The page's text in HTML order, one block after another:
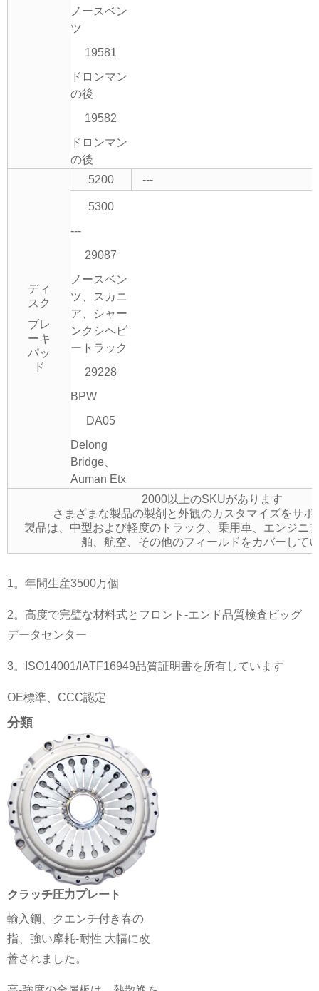
ノースベン
ツ
19581
ドロンマン
の後
19582
ドロンマン
の後
ディ
スク
ブレ
ーキ
パッ
ド
5200 ---
5300
---
29087
ノースベン
ツ、スカニ
ア、シャー
ンクシヘビ
ートラック
29228
BPW
DA05
Delong
Bridge、
Auman Etx
2000以上のSKUがあります
さまざまな製品の製剤と外観のカスタマイズをサポ
製品は、中型および軽度のトラック、乗用車、エンジニ
舶、航空、その他のフィールドをカバーして
1。年間生産3500万個
2。高度で完璧な材料式とフロント-エンド品質検査ビッグ
データセンター
3。ISO14001/IATF16949品質証明書を所有しています
OE標準、CCC認定
分類
クラッチ圧力プレート
輸入鋼、クエンチ付き春の
指、強い摩耗-耐性 大幅に改
善されました。